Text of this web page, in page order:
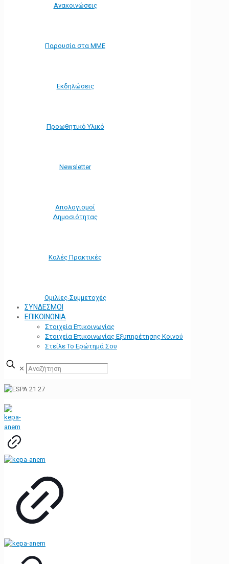
Ανακοινώσεις
Παρουσία στα ΜΜΕ
Εκδηλώσεις
Προωθητικό Υλικό
Νewsletter
Απολογισμοί
Δημοσιότητας
Καλές Πρακτικές
Ομιλίες-Συμμετοχές
ΣΥΝΔΕΣΜΟΙ
ΕΠΙΚΟΙΝΩΝΙΑ
Στοιχεία Επικοινωνίας
Στοιχεία Επικοινωνίας Εξυπηρέτησης Κοινού
Στείλε Το Ερώτημά Σου
✕